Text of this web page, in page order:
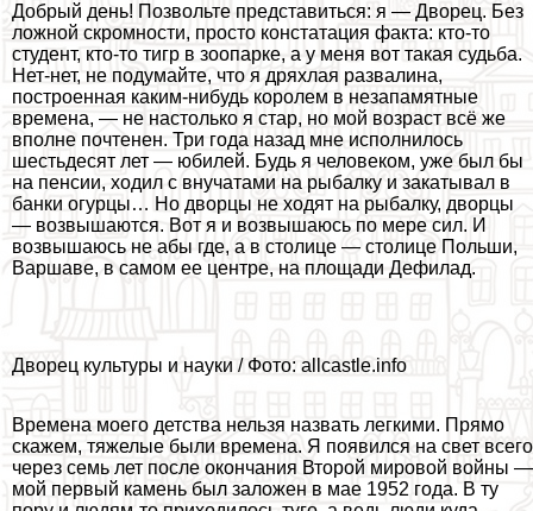
Добрый день! Позвольте представиться: я — Дворец. Без
ложной скромности, просто констатация факта: кто-то
студент, кто-то тигр в зоопарке, а у меня вот такая судьба.
Нет-нет, не подумайте, что я дряхлая развалина,
построенная каким-нибудь королем в незапамятные
времена, — не настолько я стар, но мой возраст всё же
вполне почтенен. Три года назад мне исполнилось
шестьдесят лет — юбилей. Будь я человеком, уже был бы
на пенсии, ходил с внучатами на рыбалку и закатывал в
банки огурцы… Но дворцы не ходят на рыбалку, дворцы
— возвышаются. Вот я и возвышаюсь по мере сил. И
возвышаюсь не абы где, а в столице — столице Польши,
Варшаве, в самом ее центре, на площади Дефилад.
Дворец культуры и науки / Фото: allcastle.info
Времена моего детства нельзя назвать легкими. Прямо
скажем, тяжелые были времена. Я появился на свет всего
через семь лет после окончания Второй мировой войны —
мой первый камень был заложен в мае 1952 года. В ту